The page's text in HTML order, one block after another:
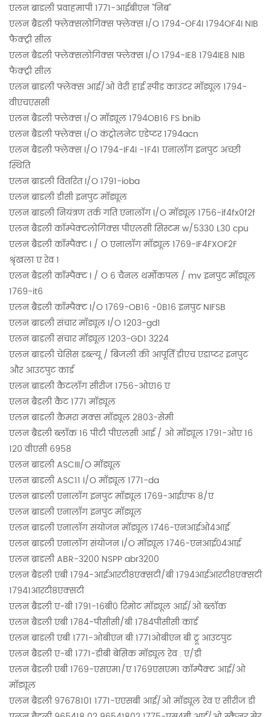
एलन ब्राडली प्रवाहमापी 1771-आईबीएन "निब"
एलन ब्रैडली फ्लेक्सलोगिक्स फ्लेक्स I/O 1794-OF4I 1794OF4I NIB
फैक्ट्री सील
एलन ब्रैडली फ्लेक्सलोगिक्स फ्लेक्स I/O 1794-IE8 1794IE8 NIB
फैक्ट्री सील
एलन ब्राडली फ्लेक्स आई/ओ वेरी हाई स्पीड काउंटर मॉड्यूल 1794-
वीएचएससी
एलन ब्रैडली फ्लेक्स I/O मॉड्यूल 1794OB16 FS bnib
एलन ब्रैडली फ्लेक्स I/O कंट्रोलनेट एडेप्टर 1794acn
एलन ब्रैडली फ्लेक्स I/O 1794-IF4I -1F41 एनालॉग इनपुट अच्छी
स्थिति
एलन ब्राडली वितरित I/O 1791-ioba
एलन ब्राडली डीसी इनपुट मॉड्यूल
एलन ब्राडली नियंत्रण तर्क गति एनालॉग I/O मॉड्यूल 1756-if4fx0f2f
एलन ब्रैडली कॉम्पेक्टलोगिक्स पीएलसी सिस्टम w/5330 L30 cpu
एलन ब्रैडली कॉम्पैक्ट I / O एनालॉग मॉड्यूल 1769-IF4FXOF2F
श्रृंखला ए रेव 1
एलन ब्रैडली कॉम्पैक्ट I / O 6 चैनल थर्मोकपल / mv इनपुट मॉड्यूल
1769-it6
एलन ब्रैडली कॉम्पैक्ट I/O 1769-OB16 -0B16 इनपुट NIFSB
एलन ब्राडली संचार मॉड्यूल I/O 1203-gd1
एलन ब्राडली संचार मॉड्यूल 1203-GD1 3224
एलन ब्राडली चेसिस डब्ल्यू / बिजली की आपूर्ति डीएच एडाप्टर इनपुट
और आउटपुट कार्ड
एलन ब्राडली कैटलॉग सीरीज 1756-ओए16 ए
एलन ब्रैडली कैट 1771 मॉड्यूल
एलन ब्राडली कैमरा मक्स मॉड्यूल 2803-सेमी
एलन ब्रैडली ब्लॉक 16 पीटी पीएलसी आई / ओ मॉड्यूल 1791-ओए 16
120 वीएसी 6958
एलन ब्राडली ASCIII/O मॉड्यूल
एलन ब्राडली ASC11 I/O मॉड्यूल 1771-da
एलन ब्राडली एनालॉग इनपुट मॉड्यूल 1769-आईएफ 8/ए
एलन ब्राडली एनालॉग इनपुट मॉड्यूल
एलन ब्राडली एनालॉग संयोजन मॉड्यूल 1746-एनआईओ4आई
एलन ब्राडली एनालॉग संयोजन I/O मॉड्यूल 1746-एनआई04आई
एलन ब्राडली ABR-3200 NSPP abr3200
एलन ब्रैडली एबी 1794-आईआरटी8एक्सटी/बी 1794आईआरटी8एक्सटी
17941आरटी8एक्सटी
एलन ब्रैडली ए-बी 1791-16बी0 रिमोट मॉड्यूल आई/ओ ब्लॉक
एलन ब्रैडली एबी 1784-पीसीसी/बी 1784पीसीसी कार्ड
एलन ब्राडली एबी 1771-ओबीएन बी 1771ओबीएन बी ट्रू आउटपुट
एलन ब्रैडली ए-बी 1771-डीबी बेसिक मॉड्यूल रेव . ए/डी
एलन ब्रैडली एबी 1769-एसएम1/ए 1769एसएम1 कॉम्पैक्ट आई/ओ
मॉड्यूल
एलन ब्रैडली 97678101 1771-एएसबी आई/ओ मॉड्यूल रेव ए सीरीज डी